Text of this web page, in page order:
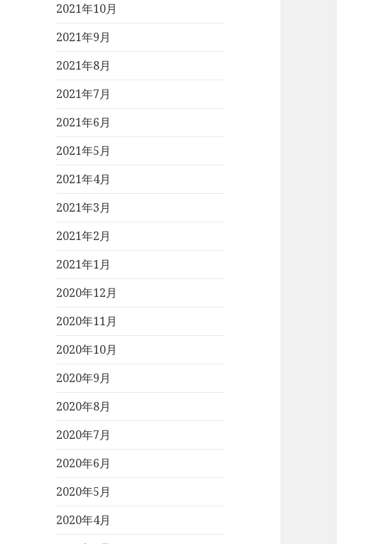
2021年10月
2021年9月
2021年8月
2021年7月
2021年6月
2021年5月
2021年4月
2021年3月
2021年2月
2021年1月
2020年12月
2020年11月
2020年10月
2020年9月
2020年8月
2020年7月
2020年6月
2020年5月
2020年4月